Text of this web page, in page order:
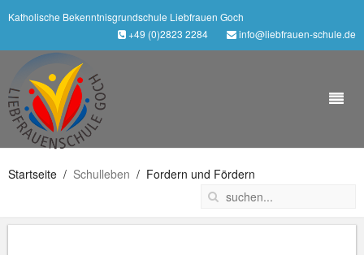
Katholische Bekenntnisgrundschule Liebfrauen Goch
+49 (0)2823 2284
info@liebfrauen-schule.de
Startseite Schulleben Fordern und Fördern